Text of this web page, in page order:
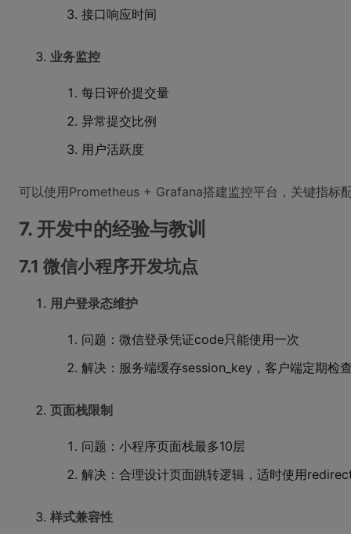
接口响应时间
业务监控
每日评价提交量
异常提交比例
用户活跃度
可以使用Prometheus + Grafana搭建监控平台，关键指标
7. 开发中的经验与教训
7.1 微信小程序开发坑点
用户登录态维护
问题：微信登录凭证code只能使用一次
解决：服务端缓存session_key，客户端定期检
页面栈限制
问题：小程序页面栈最多10层
解决：合理设计页面跳转逻辑，适时使用
样式兼容性